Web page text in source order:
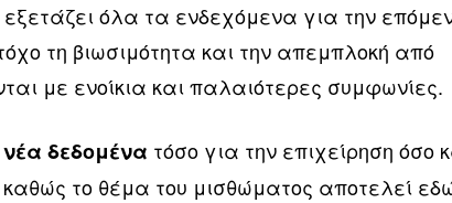
όλα τα ενδεχόμενα για την
τη βιωσιμότητα και την απεμπλοκή από
με ενοίκια και παλαιότερες συμφωνίες.
δεδομένα τόσο για την επιχείρηση όσο
καθώς το θέμα του μισθώματος αποτελεί